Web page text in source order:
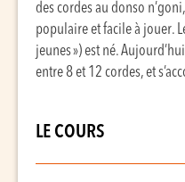
des cordes au donso
populaire et facile à jouer.
jeunes ») est né.
entre 8 et 12 cordes, et
LE COURS